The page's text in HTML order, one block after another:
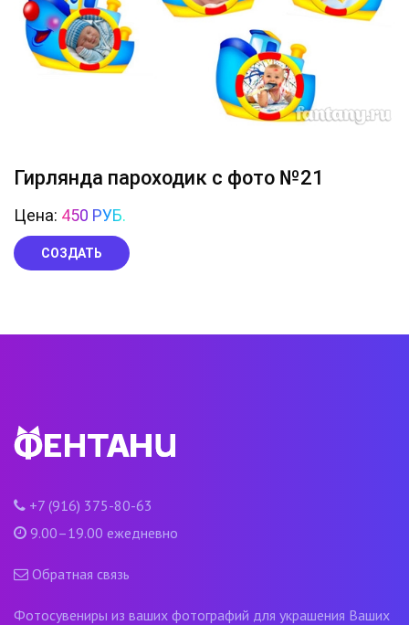
Гирлянда пароходик с фото №21
Цена: 450 РУБ.
СОЗДАТЬ
+7 (916) 375-80-63
9.00–19.00 ежедневно
Обратная связь
Фотосувениры из ваших фотографий для украшения Ваших